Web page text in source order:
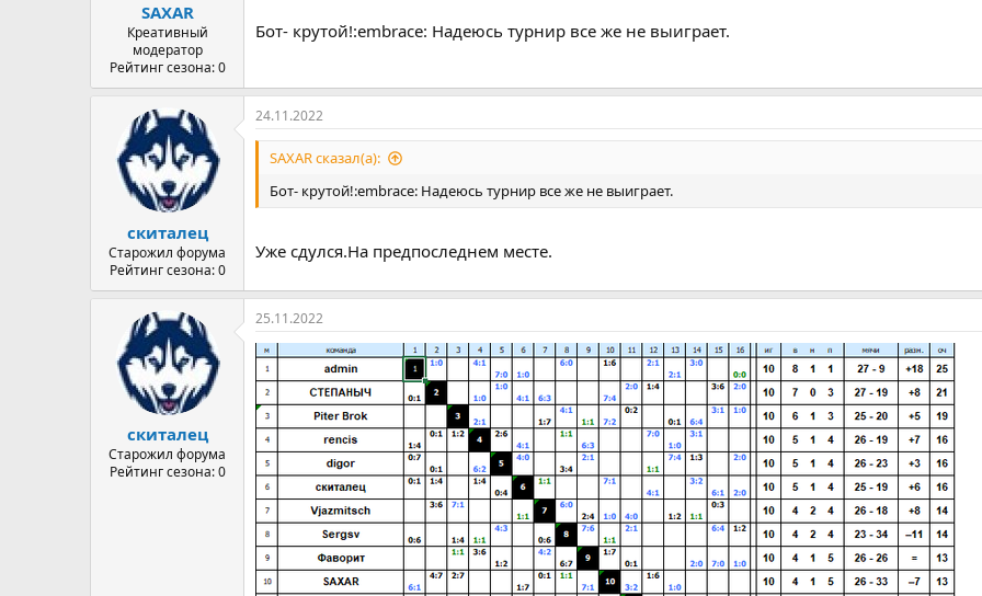
SAXAR
Креативный
модератор
Рейтинг сезона: 0
Бот- крутой!:embrace: Надеюсь турнир все же не выиграет.
скиталец
Старожил форума
Рейтинг сезона: 0
24.11.2022
SAXAR сказал(а):
Бот- крутой!:embrace: Надеюсь турнир все же не выиграет.
Уже сдулся.На предпоследнем месте.
скиталец
Старожил форума
Рейтинг сезона: 0
25.11.2022